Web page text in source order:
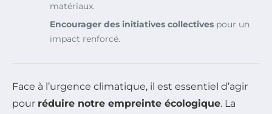
matériaux.
Encourager des initiatives collectives pour un
impact renforcé.
Face à l’urgence climatique, il est essentiel d’agir
pour réduire notre empreinte écologique. La